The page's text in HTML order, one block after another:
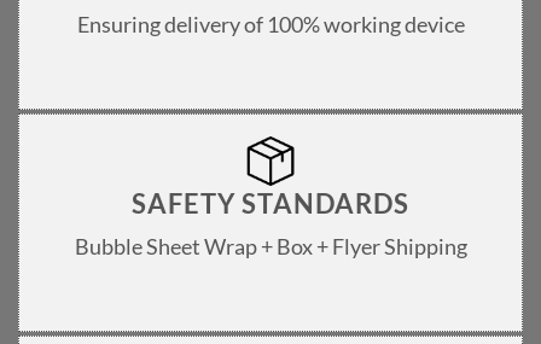
Ensuring delivery of 100% working device
SAFETY STANDARDS
Bubble Sheet Wrap + Box + Flyer Shipping